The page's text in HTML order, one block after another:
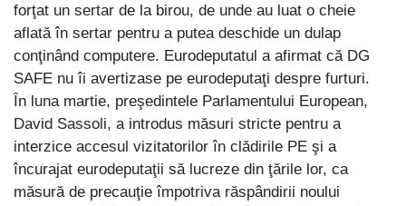
forţat un sertar de la birou, de unde au luat o cheie
aflată în sertar pentru a putea deschide un dulap
conţinând computere. Eurodeputatul a afirmat că DG
SAFE nu îi avertizase pe eurodeputaţi despre furturi.
În luna martie, preşedintele Parlamentului European,
David Sassoli, a introdus măsuri stricte pentru a
interzice accesul vizitatorilor în clădirile PE şi a
încurajat eurodeputaţii să lucreze din ţările lor, ca
măsură de precauţie împotriva răspândirii noului